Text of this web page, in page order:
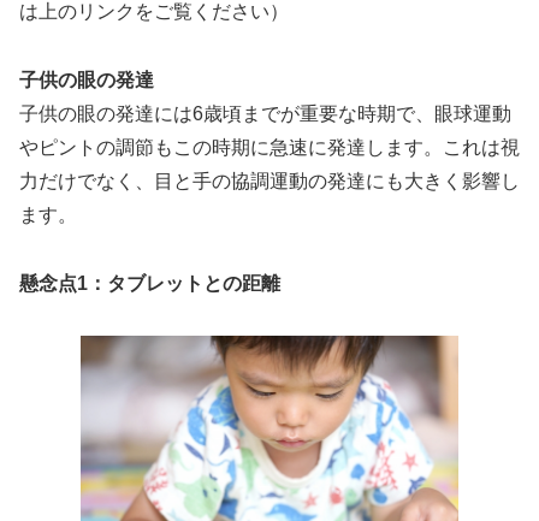
は上のリンクをご覧ください）
子供の眼の発達
子供の眼の発達には6歳頃までが重要な時期で、眼球運動
やピントの調節もこの時期に急速に発達します。これは視
力だけでなく、目と手の協調運動の発達にも大きく影響し
ます。
懸念点1：タブレットとの距離